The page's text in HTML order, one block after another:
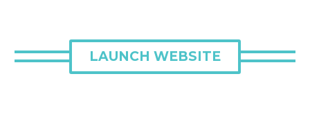
LAUNCH WEBSITE